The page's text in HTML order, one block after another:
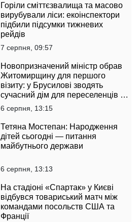
Горіли сміттєзвалища та масово
вирубували ліси: екоінспектори
підбили підсумки тижневих
рейдів
7 серпня, 09:57
Новопризначений міністр обрав
Житомирщину для першого
візиту: у Брусилові зводять
сучасний дім для переселенців за
підтримки Естонії
6 серпня, 13:15
Тетяна Мостепан: Народження
дітей сьогодні — питання
майбутнього держави
6 серпня, 13:13
На стадіоні «Спартак» у Києві
відбувся товариський матч між
командами посольств США та
Франції